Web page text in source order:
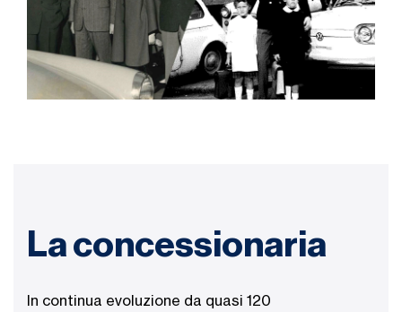
La concessionaria
In continua evoluzione da quasi 120